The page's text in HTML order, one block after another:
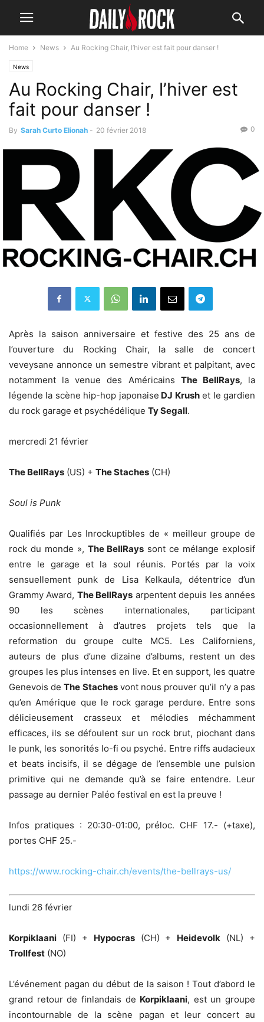
Home News Au Rocking Chair, l’hiver est fait pour danser !
News
Au Rocking Chair, l’hiver est
fait pour danser !
By Sarah Curto Elionah - 20 février 2018 0
Après la saison anniversaire et festive des 25 ans de
l’ouverture du Rocking Chair, la salle de concert
veveysane annonce un semestre vibrant et palpitant, avec
notamment la venue des Américains The BellRays, la
légende la scène hip-hop japonaise DJ Krushet le gardien
du rock garage et psychédélique Ty Segall.
mercredi 21 février
The BellRays (US) + The Staches (CH)
Soul is Punk
Qualifiés par Les Inrockuptibles de « meilleur groupe de
rock du monde », The BellRays sont ce mélange explosif
entre le garage et la soul réunis. Portés par la voix
sensuellement punk de Lisa Kelkaula, détentrice d’un
Grammy Award, The BellRays arpentent depuis les années
90 les scènes internationales, participant
occasionnellement à d’autres projets tels que la
reformation du groupe culte MC5. Les Californiens,
auteurs de plus d’une dizaine d’albums, restent un des
groupes les plus intenses en live. Et en support, les quatre
Genevois deThe Stachesvont nous prouver qu’il n’y a pas
qu’en Amérique que le rock garage perdure. Entre sons
délicieusement crasseux et mélodies méchamment
efficaces, ils se défoulent sur un rock brut, piochant dans
le punk, les sonorités lo-fi ou psyché. Entre riffs audacieux
et beats incisifs, il se dégage de l’ensemble une pulsion
primitive qui ne demande qu’à se faire entendre. Leur
passage au dernier Paléo festival en est la preuve !
Infos pratiques : 20:30-01:00, préloc. CHF 17.- (+taxe),
portes CHF 25.-
https://www.rocking-chair.ch/events/the-bellrays-us/
lundi 26 février
Korpiklaani (FI) + Hypocras(CH) + Heidevolk (NL) +
Trollfest (NO)
L’événement pagan du début de la saison ! Tout d’abord le
grand retour de finlandais de Korpiklaani, est un groupe
incontournable de la scène pagan et leur concert au